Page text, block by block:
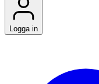
Logga in